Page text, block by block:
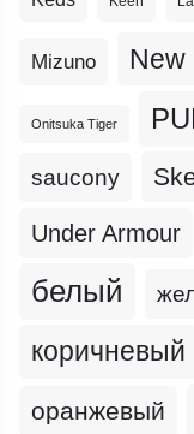
Mizuno New
Onitsuka Tiger
saucony
Under Armour
белый
коричневый
оранжевый